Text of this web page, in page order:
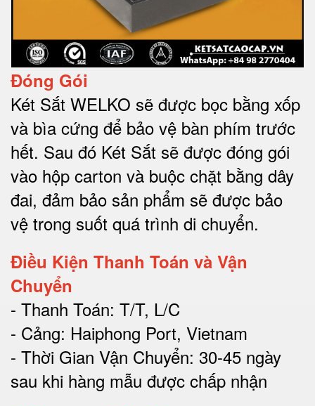
Đóng Gói
Két Sắt WELKO sẽ được bọc bằng xốp
và bìa cứng để bảo vệ bàn phím trước
hết. Sau đó Két Sắt sẽ được đóng gói
vào hộp carton và buộc chặt bằng dây
đai, đảm bảo sản phẩm sẽ được bảo
vệ trong suốt quá trình di chuyển.
Điều Kiện Thanh Toán và Vận
Chuyển
- Thanh Toán: T/T, L/C
- Cảng: Haiphong Port, Vietnam
- Thời Gian Vận Chuyển: 30-45 ngày
sau khi hàng mẫu được chấp nhận